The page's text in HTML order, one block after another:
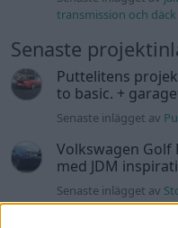
transmission och däck
Senaste
Puttelitens
to basic. +
Senaste inlägget av
Volkswagen Golf
med JDM
Senaste inlägget av
Projekt